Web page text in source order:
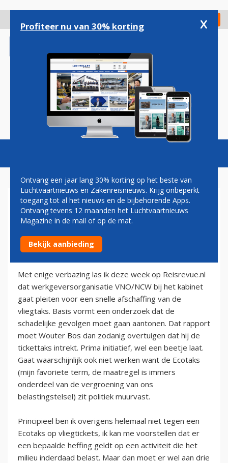
gaan
Check in
Magazine Podcasts Vacatures
SANDER HEIJMANS:
ECO-/VLIEG-/TICKETTAKS
24 januari 2009
Met enige verbazing las ik deze week op Reisrevue.nl
dat werkgeversorganisatie VNO/NCW bij het kabinet
gaat pleiten voor een snelle afschaffing van de
vliegtaks. Basis vormt een onderzoek dat de
schadelijke gevolgen moet gaan aantonen. Dat rapport
moet Wouter Bos dan zodanig overtuigen dat hij de
tickettaks intrekt. Prima initiatief, wel een beetje laat.
Gaat waarschijnlijk ook niet werken want de Ecotaks
(mijn favoriete term, de maatregel is immers
onderdeel van de vergroening van ons
belastingstelsel) zit politiek muurvast.
Principieel ben ik overigens helemaal niet tegen een
Ecotaks op vliegtickets, ik kan me voorstellen dat er
een bepaalde heffing geldt op een activiteit die het
milieu inderdaad belast. Maar dan moet er wel aan drie
Profiteer nu van 30% korting x
Ontvang een jaar lang 30% korting op het beste van
Luchtvaartnieuws en Zakenreisnieuws. Krijg onbeperkt
toegang tot al het nieuws en de bijbehorende Apps.
Ontvang tevens 12 maanden het Luchtvaartnieuws
Magazine in de mail of op de mat.
Bekijk aanbieding